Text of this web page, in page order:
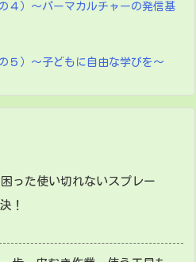
４）～パーマカルチャーの発信基
５）～子どもに自由な学びを～
った使い切れないスプレー
！